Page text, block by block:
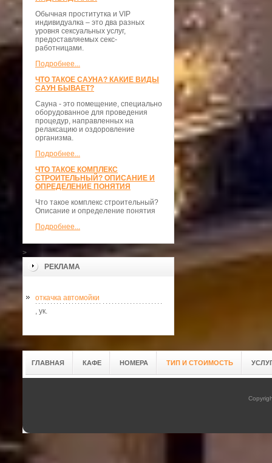
Обычная проститутка и VIP
индивидуалка – это два разных
уровня сексуальных услуг,
предоставляемых секс-
работницами.
Подробнее...
ЧТО ТАКОЕ САУНА? КАКИЕ ВИДЫ
САУН БЫВАЕТ?
Сауна - это помещение, специально
оборудованное для проведения
процедур, направленных на
релаксацию и оздоровление
организма.
Подробнее...
ЧТО ТАКОЕ КОМПЛЕКС
СТРОИТЕЛЬНЫЙ? ОПИСАНИЕ И
ОПРЕДЕЛЕНИЕ ПОНЯТИЯ
Что такое комплекс строительный?
Описание и определение понятия
Подробнее...
>
РЕКЛАМА
откачка автомойки
, ук.
ГЛАВНАЯ КАФЕ НОМЕРА ТИП И СТОИМОСТЬ